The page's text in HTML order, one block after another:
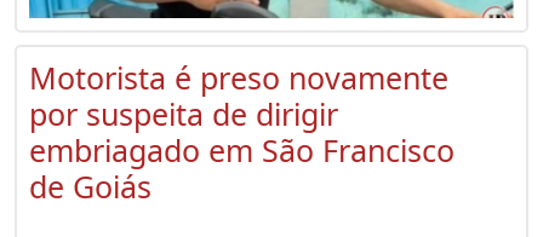
Motorista é preso novamente
por suspeita de dirigir
embriagado em São Francisco
de Goiás